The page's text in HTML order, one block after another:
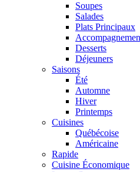
Soupes
Salades
Plats Principaux
Desserts
Déjeuners
Saisons
Été
Automne
Hiver
Printemps
Cuisines
Québécoise
Américaine
Rapide
Cuisine Économique